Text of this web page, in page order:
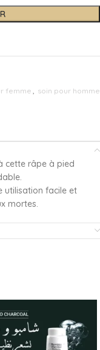
femme , soin pour homme
cette râpe à pied
utilisation facile et
mortes.